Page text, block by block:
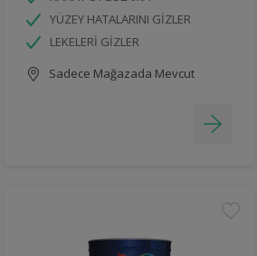
YÜZEY HATALARINI GİZLER
LEKELERİ GİZLER
Sadece Mağazada Mevcut